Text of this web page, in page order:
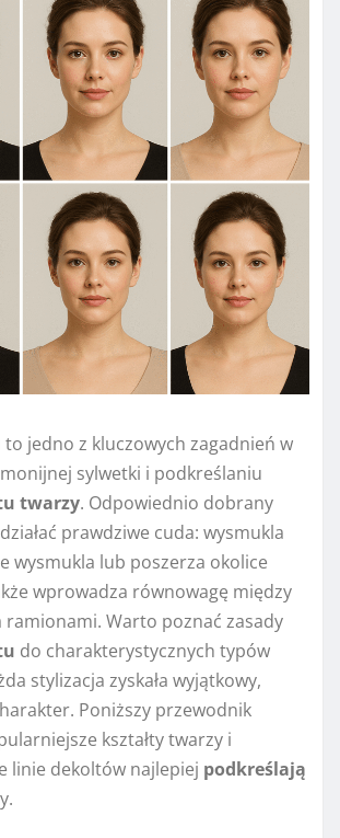
jedno z kluczowych zagadnień w
sylwetki i podkreślaniu
twarzy. Odpowiednio dobrany
prawdziwe cuda: wysmukla
wysmukla lub poszerza okolice
wprowadza równowagę między
ramionami. Warto poznać zasady
do charakterystycznych typów
stylizacja zyskała wyjątkowy,
Poniższy przewodnik
kształty twarzy i
linie dekoltów najlepiej podkreślają